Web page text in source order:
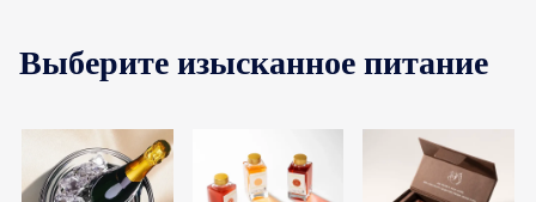
Выберите изысканное питание